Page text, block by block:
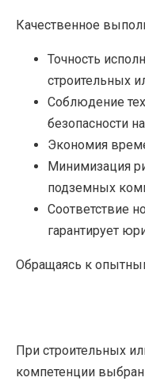
Качественное
Точность
строительных
Соблюдение
безопасности
Экономия
Минимизация
подземных
Соответствие
гарантирует
Обращаясь к
При строительных
компетенции